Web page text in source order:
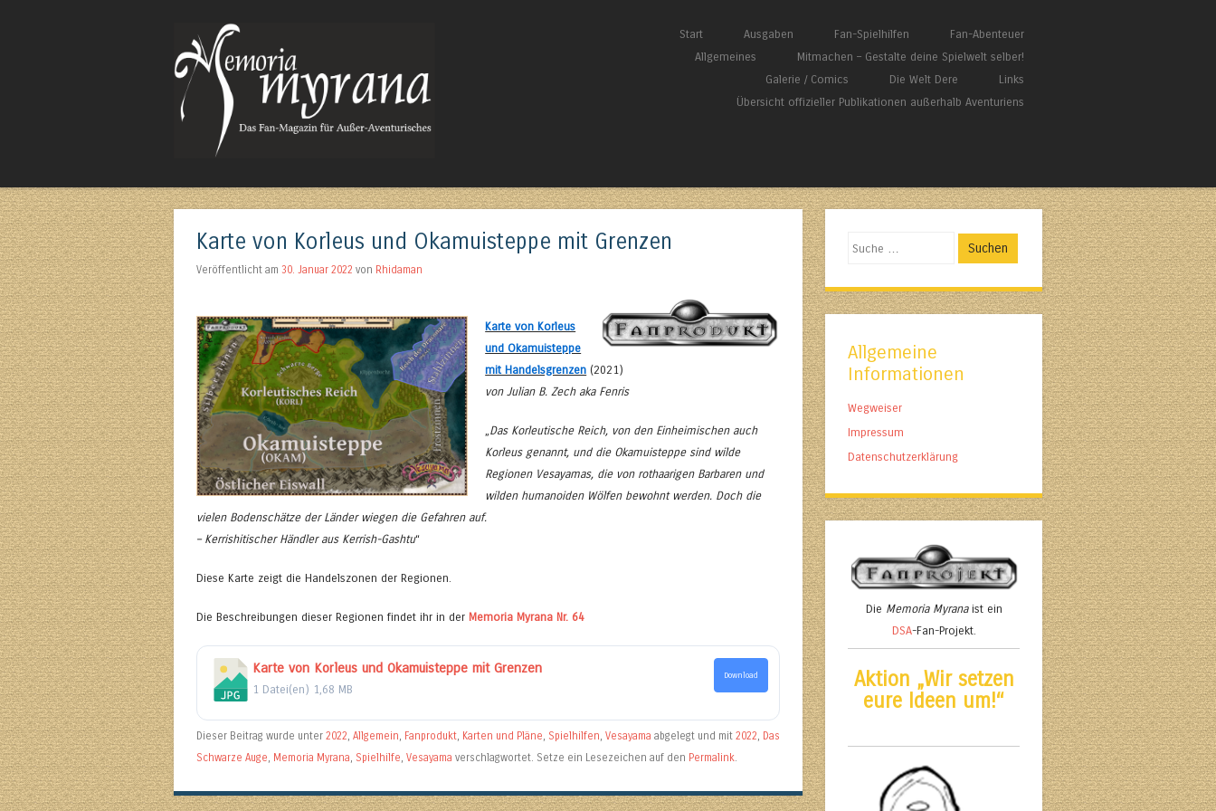
Springe zum Inhalt
Start Ausgaben Fan-Spielhilfen
Fan-Abenteuer
Allgemeines
Mitmachen – Gestalte deine Spielwelt selber!
Galerie / Comics
Die Welt Dere
Links
Übersicht offizieller Publikationen außerhalb Aventuriens
Karte von Korleus und Okamuisteppe mit Grenzen
Veröffentlicht am 30. Januar 2022 von Rhidaman
Karte von Korleus
und Okamuisteppe
mit Handelsgrenzen (2021)
von Julian B. Zech aka Fenris
Das Korleutische Reich, von den Einheimischen auch
Korleus genannt, und die Okamuisteppe sind wilde
Regionen Vesayamas, die von rothaarigen Barbaren und
wilden humanoiden Wölfen bewohnt werden. Doch die
vielen Bodenschätze der Länder wiegen die Gefahren auf.
– Kerrishitischer Händler aus Kerrish-Gashtu“
Diese Karte zeigt die Handelszonen der Regionen.
Die Beschreibungen dieser Regionen findet ihr in der Memoria Myrana Nr. 64
Karte von Korleus und Okamuisteppe mit Grenzen
1 Datei(en) 1,68 MB
Download
Dieser Beitrag wurde unter 2022, Allgemein, Fanprodukt, Karten und Pläne, Spielhilfen, Vesayama abgelegt und mit 2022, Das
Schwarze Auge, Memoria Myrana, Spielhilfe, Vesayama verschlagwortet. Setze ein Lesezeichen auf den Permalink.
Suchen
Allgemeine
Informationen
Wegweiser
Impressum
Datenschutzerklärung
Die Memoria Myranaist ein
DSA-Fan-Projekt.
Aktion „Wir setzen
eure Ideen um!“